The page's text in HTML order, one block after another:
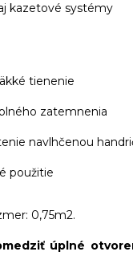
kazetové systémy
tienenie
zatemnenia
navlhčenou
použitie
0,75m2.
úplné